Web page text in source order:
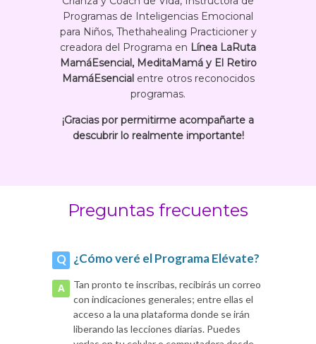
Programas de Inteligencias Emocional
para Niños, Thethahealing Practicioner y
creadora del Programa en Línea LaRuta
MamáEsencial, MeditaMamá y El Retiro
MamáEsencialentre otros reconocidos
programas.
¡Gracias por permitirme acompañarte a
descubrir lo realmente importante!
Preguntas frecuentes
¿Cómo veré el Programa Elévate?
Tan pronto te inscribas, recibirás un correo
con indicaciones generales; entre ellas el
acceso a la una plataforma donde se irán
liberando las lecciones diarias. Puedes